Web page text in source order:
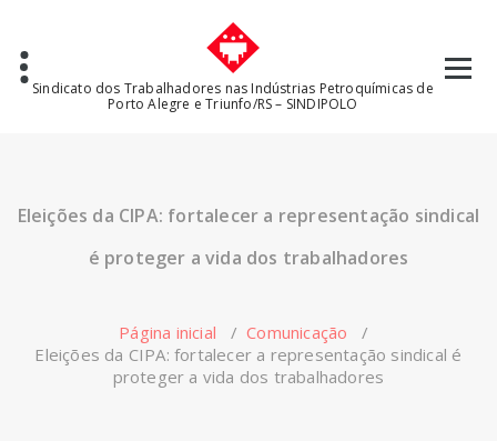
conteúdo
Sindicato dos Trabalhadores nas Indústrias Petroquímicas de
Porto Alegre e Triunfo/RS – SINDIPOLO
Eleições da CIPA: fortalecer a representação sindical
é proteger a vida dos trabalhadores
Página inicial /Comunicação /
Eleições da CIPA: fortalecer a representação sindical é
proteger a vida dos trabalhadores